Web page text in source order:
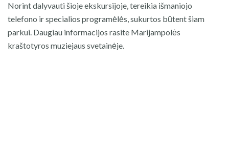
Norint dalyvauti šioje ekskursijoje, tereikia išmaniojo
telefono ir specialios programėlės, sukurtos būtent šiam
parkui. Daugiau informacijos rasite Marijampolės
kraštotyros muziejaus svetainėje.